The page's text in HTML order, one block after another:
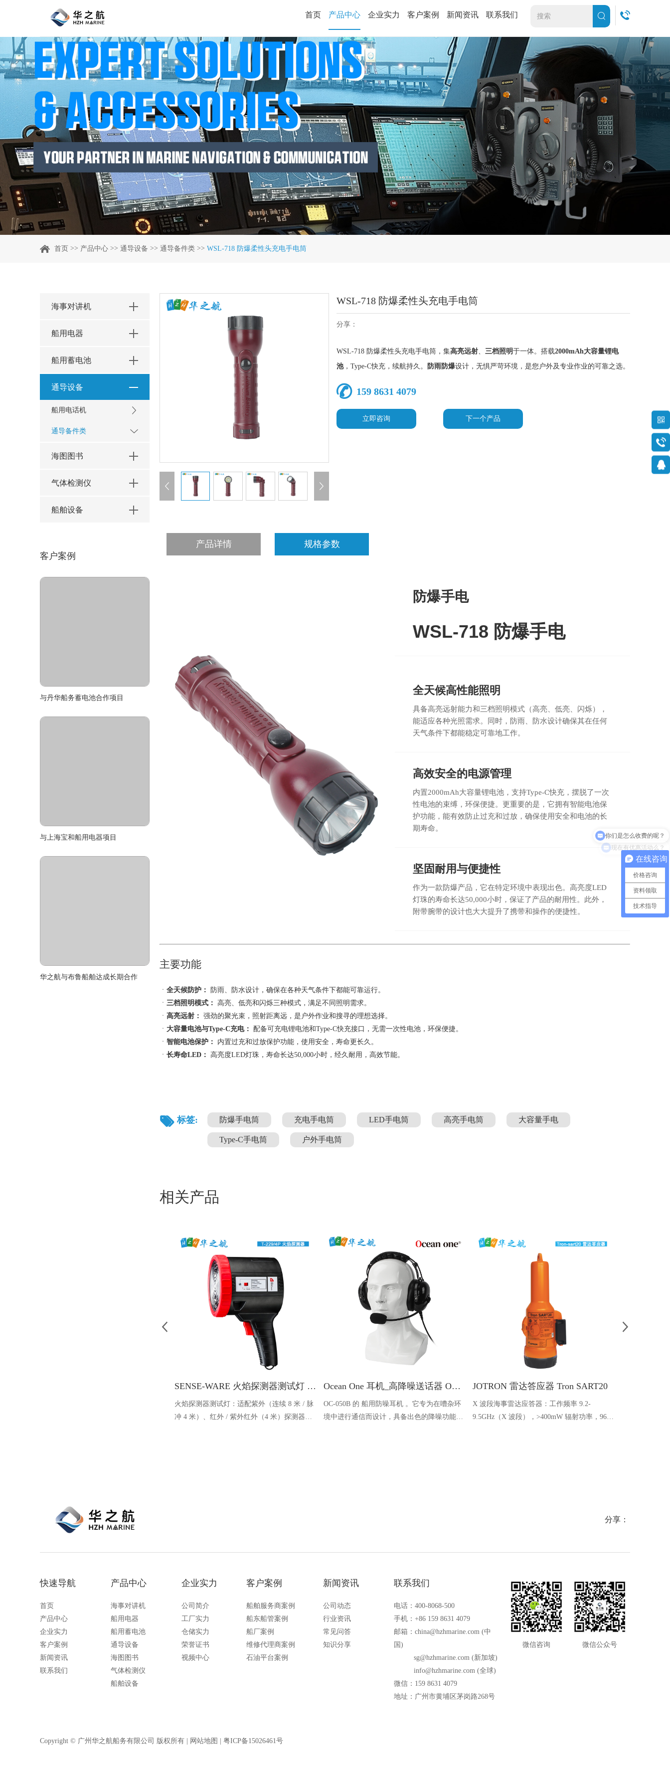
首页 产品中心 企业实力 客户案例 新闻资讯 联系我们
首页 >> 产品中心 >> 通导设备 >> 通导备件类 >> WSL-718 防爆柔性头充电手电筒
WSL-718 防爆柔性头充电手电筒
分享：
WSL-718 防爆柔性头充电手电筒，集高亮远射、 三档照明于一体。搭载2000mAh大容量锂电
池，Type-C快充，续航持久。 防雨防爆设计，无惧严苛环境，是您户外及专业作业的可靠之选。
159 8631 4079
立即咨询 下一个产品
产品详情 规格参数
防爆手电
WSL-718 防爆手电
全天候高性能照明
具备高亮远射能力和三档照明模式（高亮、低亮、闪烁），
能适应各种光照需求。同时，防雨、防水设计确保其在任何
天气条件下都能稳定可靠地工作。
高效安全的电源管理
内置2000mAh大容量锂电池，支持Type-C快充，摆脱了一次
性电池的束缚，环保便捷。更重要的是，它拥有智能电池保
护功能，能有效防止过充和过放，确保使用安全和电池的长
期寿命。
坚固耐用与便捷性
作为一款防爆产品，它在特定环境中表现出色。高亮度LED
灯珠的寿命长达50,000小时，保证了产品的耐用性。此外，
附带腕带的设计也大大提升了携带和操作的便捷性。
主要功能
ㆍ 全天候防护：
防雨、防水设计，确保在各种天气条件下都能可靠运行。
ㆍ 三档照明模式： 高亮、低亮和闪烁三种模式，满足不同照明需求。
ㆍ 高亮远射： 强劲的聚光束，照射距离远，是户外作业和搜寻的理想选择。
ㆍ 大容量电池与Type-C充电：
配备可充电锂电池和Type-C快充接口，无需一次性电池，环保便捷。
ㆍ 智能电池保护：
内置过充和过放保护功能，使用安全，寿命更长久。
ㆍ 长寿命LED： 高亮度LED灯珠，寿命长达50,000小时，经久耐用，高效节能。
标签: 防爆手电筒 充电手电筒 LED手电筒 高亮手电筒 大容量手电
Type-C手电筒 户外手电筒
相关产品
SENSE-WARE 火焰探测器测试灯 T-229-4P
火焰探测器测试灯：适配紫外（连续 8 米 / 脉
冲 4 米）、红外 / 紫外红外（4 米）探测器，
Ocean One 耳机_高降噪送话器 OC-050B 线径4.2MM 线长16米
OC-050B 的 船用防噪耳机 。它专为在嘈杂环
境中进行通信而设计，具备出色的降噪功能
JOTRON 雷达答应器 Tron SART20
X 波段海事雷达应答器：工作频率 9.2-
9.5GHz（X 波段），>400mW 辐射功率，96
海事对讲机
船用电器
船用蓄电池
通导设备
船用电话机
通导备件类
海图图书
气体检测仪
船舶设备
客户案例
分享：
快速导航
首页
产品中心
企业实力
客户案例
新闻资讯
联系我们
产品中心
海事对讲机
船用电器
船用蓄电池
通导设备
海图图书
气体检测仪
船舶设备
企业实力
公司简介
工厂实力
仓储实力
荣誉证书
视频中心
客户案例
船舶服务商案例
船东船管案例
船厂案例
维修代理商案例
石油平台案例
新闻资讯
公司动态
行业资讯
常见问答
知识分享
联系我们
电话：400-8068-500
手机：+86 159 8631 4079
邮箱：china@hzhmarine.com (中
国)
sg@hzhmarine.com (新加坡)
info@hzhmarine.com (全球)
微信：159 8631 4079
地址：广州市黄埔区茅岗路268号
微信咨询 微信公众号
Copyright © 广州华之航船务有限公司 版权所有 | 网站地图 | 粤ICP备15026461号
在线咨询
价格咨询
资料领取
技术指导
现在有优惠活动么？